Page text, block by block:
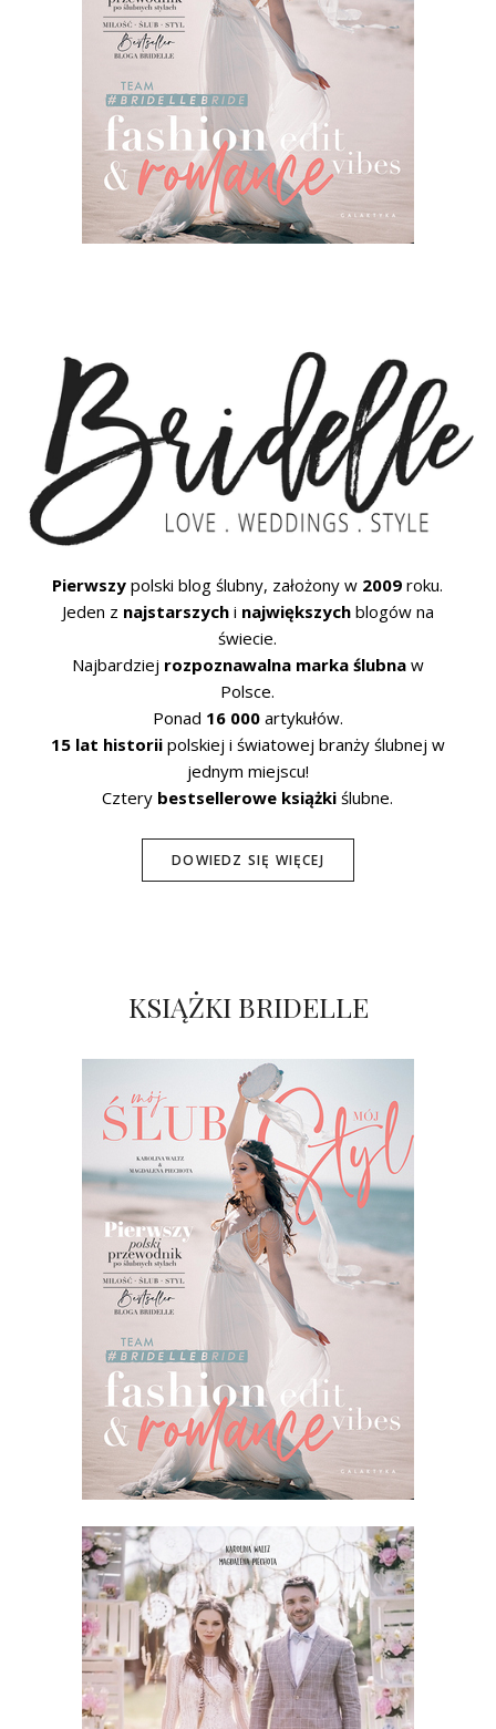
Pierwszy polski blog ślubny, założony w 2009 roku.
Jeden z najstarszychi największychblogów na
świecie.
Najbardziej rozpoznawalna marka ślubnaw
Polsce.
Ponad 16 000artykułów.
15 lat historiipolskiej i światowej branży ślubnej w
jednym miejscu!
Cztery bestsellerowe książki ślubne.
DOWIEDZ SIĘ WIĘCEJ
KSIĄŻKI BRIDELLE